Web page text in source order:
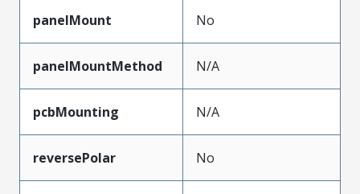
panelMount No
panelMountMethod N/A
pcbMounting N/A
reversePolar No